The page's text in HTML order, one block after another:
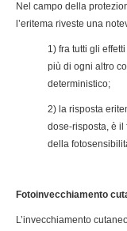
Nel campo della
l’eritema riveste una
1) fra tutti gli
più di ogni altro
deterministico;
2) la risposta
dose-risposta, è
della
Fotoinvecchiamento
L’invecchiamento